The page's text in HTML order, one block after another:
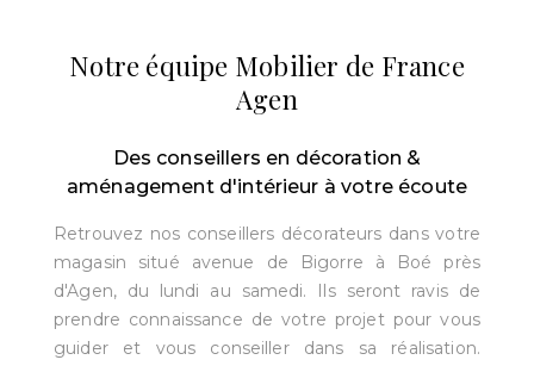
Notre équipe Mobilier de France
Agen
Des conseillers en décoration &
aménagement d'intérieur à votre écoute
Retrouvez nos conseillers décorateurs dans votre
magasin situé avenue de Bigorre à Boé près
d'Agen, du lundi au samedi. Ils seront ravis de
prendre connaissance de votre projet pour vous
guider et vous conseiller dans sa réalisation.